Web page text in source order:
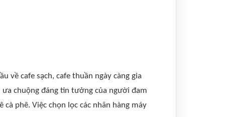
về cafe sạch, cafe thuần ngày càng gia
chuộng đáng tin tưởng của người đam
phê. Việc chọn lọc các nhãn hàng máy